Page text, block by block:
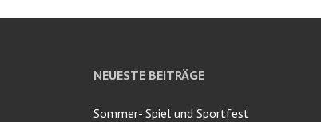
NEUESTE BEITRÄGE
Sommer- Spiel und Sportfest